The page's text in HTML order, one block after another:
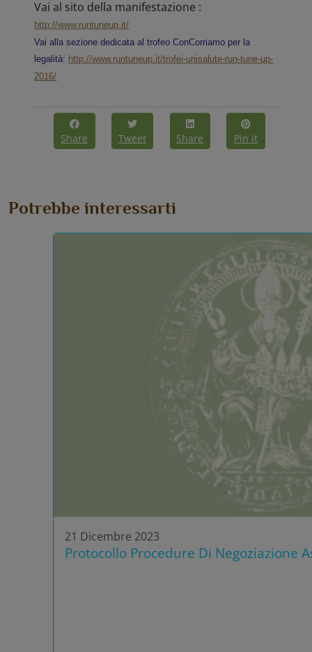
Vai al sito della manifestazione :
http://www.runtuneup.it/
Vai alla sezione dedicata al trofeo ConCorriamo per la
legalità: http://www.runtuneup.it/trofei-unisalute-run-tune-up-
2016/
Share Tweet Share Pin it
Potrebbe interessarti
21 Dicembre 2023
Protocollo Procedure Di Negoziazione